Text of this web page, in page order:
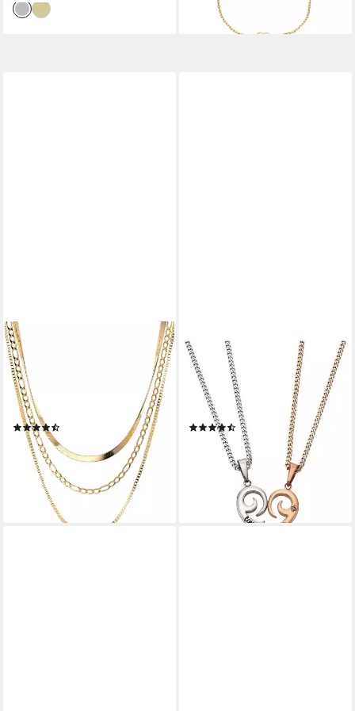
THIORA
Gliederkette Layering Kette
"Layers of Maui", 42cm +
6cm, Halskette Damen (inkl.
Schmucketui), Layering Kette
29,90 € UVP
-25%
lieferbar - in 4-5 Werktagen bei dir
FIRETTI
Schmuckset Multipack
Schmuck Geschenk
Halsketten LIEBE (4-tlg), mit
Zirkonia (synth)
(17)
55,39 €
lieferbar - in 2-3 Werktagen bei dir